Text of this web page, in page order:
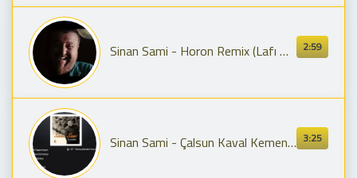
2:59
Sinan Sami - Horon Remix (Lafı Dolandırmadan) #music #trending #video #karadenizşarkıları #klip
3:25
Sinan Sami - Çalsun Kaval Kemençe (Official Lyric) ✔️